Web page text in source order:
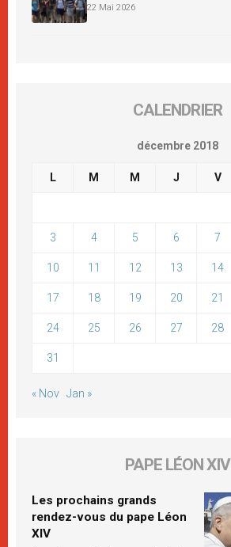
22 Mai 2026
CALENDRIER
décembre 2018
L M M J V
3 4 5 6 7
10 11 12 13 14
17 18 19 20 21
24 25 26 27 28
31
« Nov Jan »
PAPE LÉON XIV
Les prochains grands
rendez-vous du pape Léon
XIV